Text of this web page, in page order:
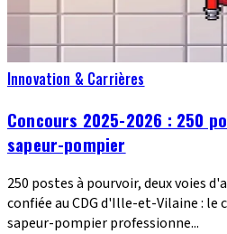
Innovation & Carrières
Concours 2025-2026 : 250
sapeur-pompier
250 postes à pourvoir, deux voies
confiée au CDG d'Ille-et-Vilaine : le
sapeur-pompier professionne...